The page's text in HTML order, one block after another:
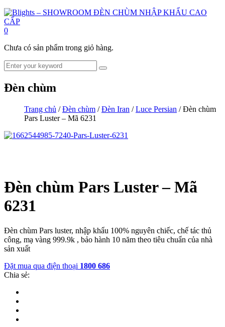
0
Chưa có sản phẩm trong giỏ hàng.
Đèn chùm
Trang chủ /Đèn chùm /Đèn Iran /Luce Persian / Đèn chùm
Pars Luster – Mã 6231
Đèn chùm Pars Luster – Mã
6231
Đèn chùm Pars luster, nhập khẩu 100% nguyên chiếc, chế tác thủ
công, mạ vàng 999.9k , bảo hành 10 năm theo tiêu chuẩn của nhà
sản xuất
Đặt mua qua điện thoại 1800 686
Chia sẻ: